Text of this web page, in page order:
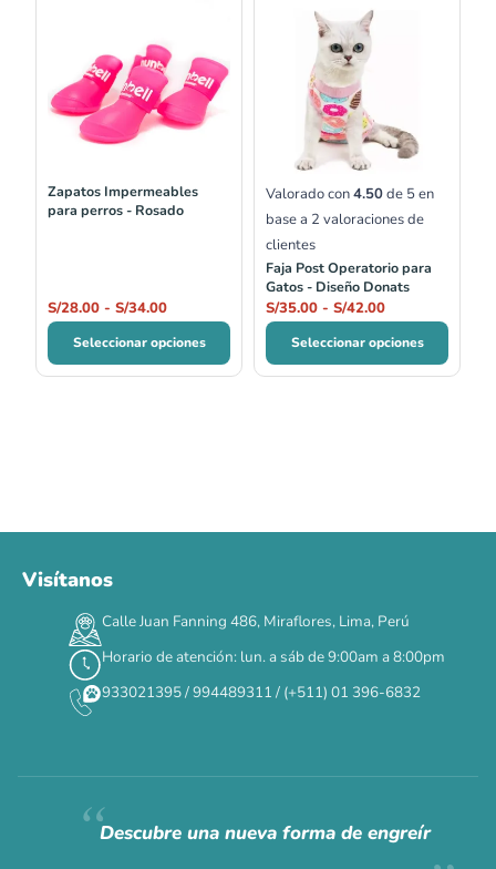
Zapatos Impermeables
para perros - Rosado
S/28.00 - S/34.00
precios:
desde
S/28.00
hasta
Seleccionar opciones
Valorado con4.50de 5 en
base a 2 valoraciones de
clientes
Faja Post Operatorio para
Gatos - Diseño Donats
S/35.00 - S/42.00
hasta
S/42.00
Seleccionar opciones
DÍAS HORAS MIN SEG
✕
Siempre fuimosraros.
Visítanos
Calle Juan Fanning 486, Miraflores, Lima, Perú
Horario de atención: lun. a sáb de 9:00am a 8:00pm
933021395 / 994489311 / (+511) 01 396-6832
Descubre una nueva forma de engreír